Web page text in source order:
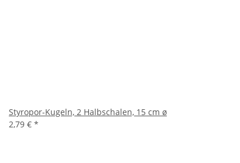
Styropor-Kugeln, 2 Halbschalen, 15 cm ø
2,79 € *